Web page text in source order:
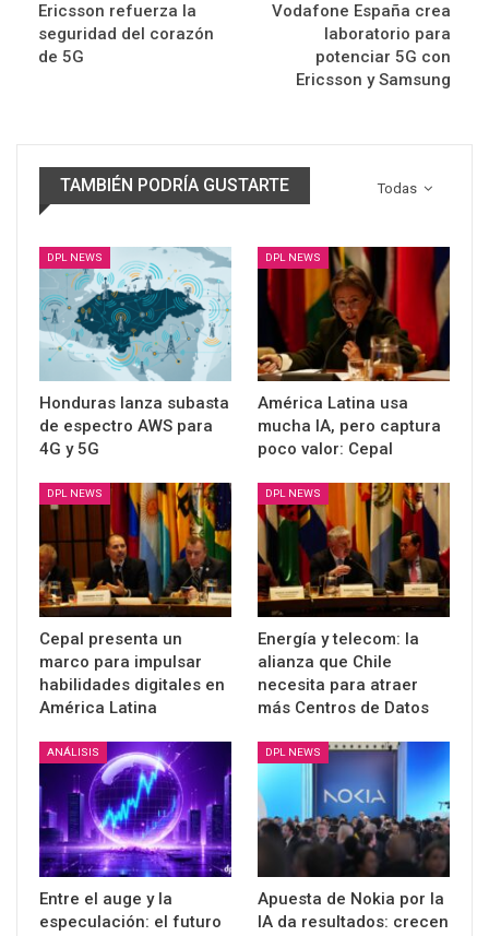
Ericsson refuerza la
seguridad del corazón
de 5G
Vodafone España crea
laboratorio para
potenciar 5G con
Ericsson y Samsung
Todas
TAMBIÉN PODRÍA GUSTARTE
DPL NEWS
Honduras lanza subasta
de espectro AWS para
4G y 5G
DPL NEWS
América Latina usa
mucha IA, pero captura
poco valor: Cepal
DPL NEWS
Cepal presenta un
marco para impulsar
habilidades digitales en
América Latina
DPL NEWS
Energía y telecom: la
alianza que Chile
necesita para atraer
más Centros de Datos
ANÁLISIS
Entre el auge y la
especulación: el futuro
DPL NEWS
Apuesta de Nokia por la
IA da resultados: crecen